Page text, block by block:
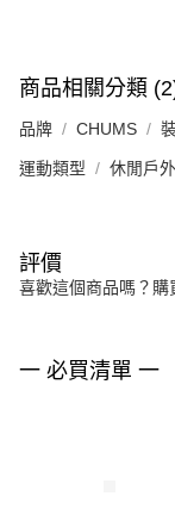
商品相關分類
品牌 CHUMS
運動類型 休閒戶外
評價
喜歡這個商品嗎？購
一 必買清單 一